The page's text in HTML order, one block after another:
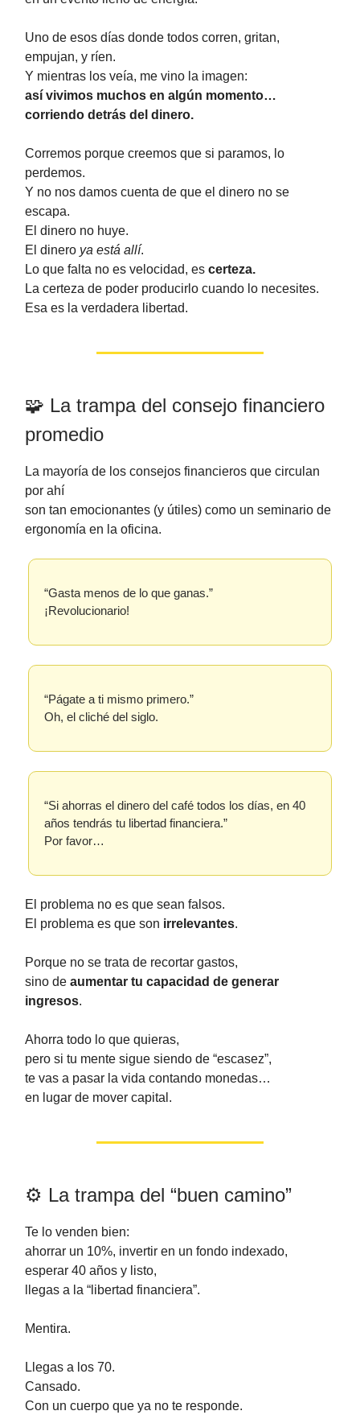
Uno de esos días donde todos corren, gritan,
empujan, y ríen.
Y mientras los veía, me vino la imagen:
así vivimos muchos en algún momento…
corriendo detrás del dinero.
Corremos porque creemos que si paramos, lo
perdemos.
Y no nos damos cuenta de que el dinero no se
escapa.
El dinero no huye.
El dinero ya está allí.
Lo que falta no es velocidad, es certeza.
La certeza de poder producirlo cuando lo necesites.
Esa es la verdadera libertad.
🧩 La trampa del consejo financiero
promedio
La mayoría de los consejos financieros que circulan
por ahí
son tan emocionantes (y útiles) como un seminario de
ergonomía en la oficina.
“Gasta menos de lo que ganas.”
¡Revolucionario!
“Págate a ti mismo primero.”
Oh, el cliché del siglo.
“Si ahorras el dinero del café todos los días, en 40
años tendrás tu libertad financiera.”
Por favor…
El problema no es que sean falsos.
El problema es que son irrelevantes.
Porque no se trata de recortar gastos,
sino de aumentar tu capacidad de generar
ingresos.
Ahorra todo lo que quieras,
pero si tu mente sigue siendo de “escasez”,
te vas a pasar la vida contando monedas…
en lugar de mover capital.
⚙️ La trampa del “buen camino”
Te lo venden bien:
ahorrar un 10%, invertir en un fondo indexado,
esperar 40 años y listo,
llegas a la “libertad financiera”.
Mentira.
Llegas a los 70.
Cansado.
Con un cuerpo que ya no te responde.